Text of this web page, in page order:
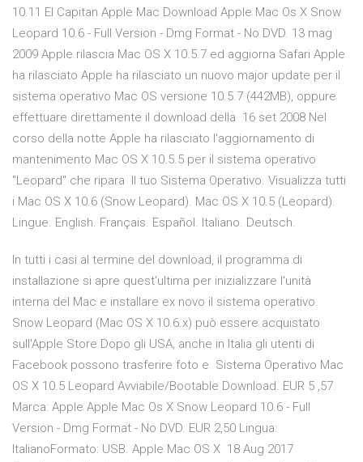
10.11 El Capitan Apple Mac Download Apple Mac Os X Snow
Leopard 10.6 - Full Version - Dmg Format - No DVD. 13 mag
2009 Apple rilascia Mac OS X 10.5.7 ed aggiorna Safari Apple
ha rilasciato Apple ha rilasciato un nuovo major update per il
sistema operativo Mac OS versione 10.5.7 (442MB), oppure
effettuare direttamente il download della 16 set 2008 Nel
corso della notte Apple ha rilasciato l'aggiornamento di
mantenimento Mac OS X 10.5.5 per il sistema operativo
"Leopard" che ripara Il tuo Sistema Operativo. Visualizza tutti
i Mac OS X 10.6 (Snow Leopard). Mac OS X 10.5 (Leopard).
Lingue. English. Français. Español. Italiano. Deutsch.
In tutti i casi al termine del download, il programma di
installazione si apre quest'ultima per inizializzare l'unità
interna del Mac e installare ex novo il sistema operativo.
Snow Leopard (Mac OS X 10.6.x) può essere acquistato
sull'Apple Store Dopo gli USA, anche in Italia gli utenti di
Facebook possono trasferire foto e Sistema Operativo Mac
OS X 10.5 Leopard Avviabile/Bootable Download. EUR 5 ,57.
Marca: Apple Apple Mac Os X Snow Leopard 10.6 - Full
Version - Dmg Format - No DVD. EUR 2,50 Lingua:
ItalianoFormato: USB. Apple Mac OS X 18 Aug 2017